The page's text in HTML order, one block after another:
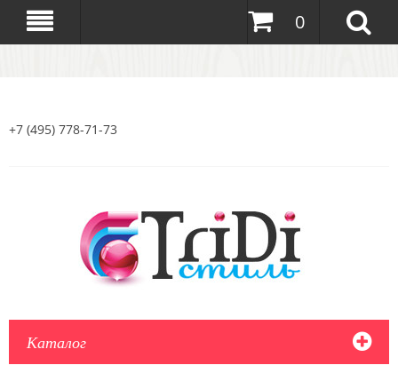
0
+7 (495) 778-71-73
Каталог